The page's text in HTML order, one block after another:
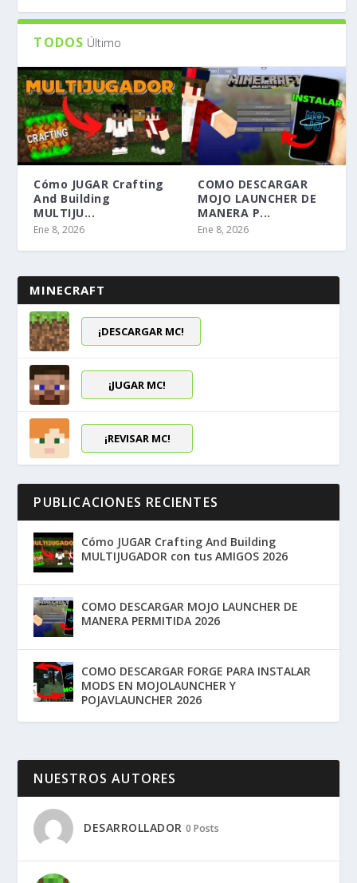
TODOS Último
Cómo JUGAR Crafting
And Building
MULTIJU...
Ene 8, 2026
COMO DESCARGAR
MOJO LAUNCHER DE
MANERA P...
Ene 8, 2026
MINECRAFT
¡DESCARGAR MC!
¡JUGAR MC!
¡REVISAR MC!
PUBLICACIONES RECIENTES
Cómo JUGAR Crafting And Building
MULTIJUGADOR con tus AMIGOS 2026
COMO DESCARGAR MOJO LAUNCHER DE
MANERA PERMITIDA 2026
COMO DESCARGAR FORGE PARA INSTALAR
MODS EN MOJOLAUNCHER Y
POJAVLAUNCHER 2026
NUESTROS AUTORES
DESARROLLADOR 0 Posts